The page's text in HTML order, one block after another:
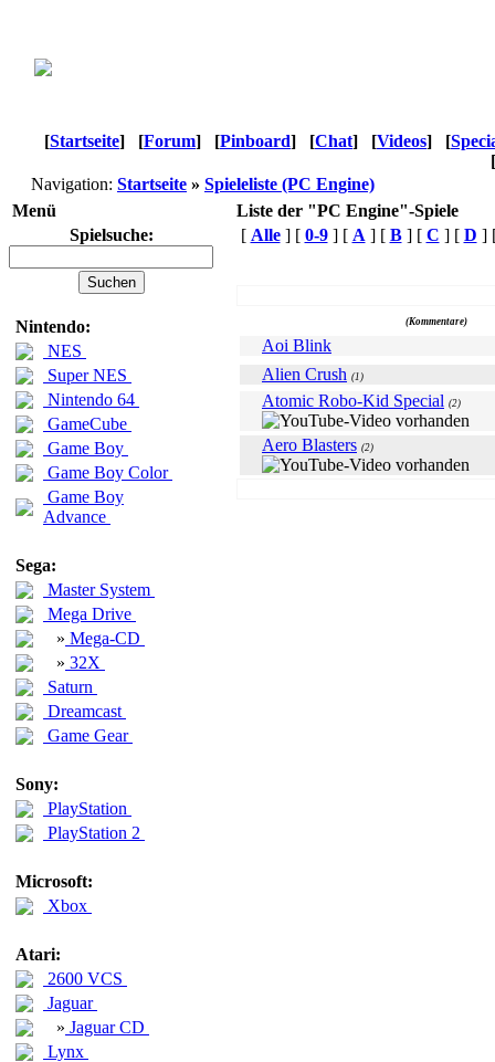
[Startseite] [Forum] [Pinboard] [Chat] [Videos] [
[
Navigation: Startseite » Spieleliste (PC Engine)
Menü
Liste der "PC Engine"-Spiele
Spielsuche:
Nintendo:
NES
Super NES
Nintendo 64
GameCube
Game Boy
Game Boy Color
Game Boy
Advance
Sega:
Master System
Mega Drive
» Mega-CD
» 32X
Saturn
Dreamcast
Game Gear
Sony:
PlayStation
PlayStation 2
Microsoft:
Xbox
Atari:
2600 VCS
Jaguar
» Jaguar CD
Lynx
[ Alle] [ 0-9] [ A ] [ B] [ C ] [ D ]
(Kommentare)
Aoi Blink
Alien Crush (1)
Atomic Robo-Kid Special (2)
Aero Blasters (2)